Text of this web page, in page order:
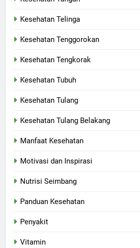
Kesehatan Telinga
Kesehatan Tenggorokan
Kesehatan Tengkorak
Kesehatan Tubuh
Kesehatan Tulang
Kesehatan Tulang Belakang
Manfaat Kesehatan
Motivasi dan Inspirasi
Nutrisi Seimbang
Panduan Kesehatan
Penyakit
Vitamin